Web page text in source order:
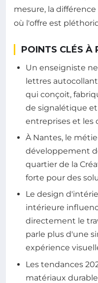
mesure, la différence
où l'offre est
POINTS CLÉS À
Un enseigniste
lettres
qui conçoit,
de signalétique
entreprises et les
À Nantes, le
développement
quartier de la
forte pour des
Le design
intérieure
directement le
parle plus d'une
expérience
Les tendances
matériaux